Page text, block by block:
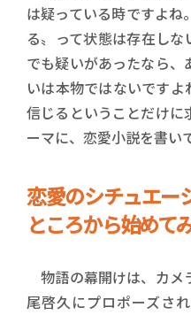
は疑っている時ですよ
る〟って状態は存在し
でも疑いがあったなら
いは本物ではないですよ
信じるということだけに
ーマに、恋愛小説を書い
恋愛のシチュエー
ところから始めて
物語の幕開けは、カメ
尾啓久にプロポーズさ